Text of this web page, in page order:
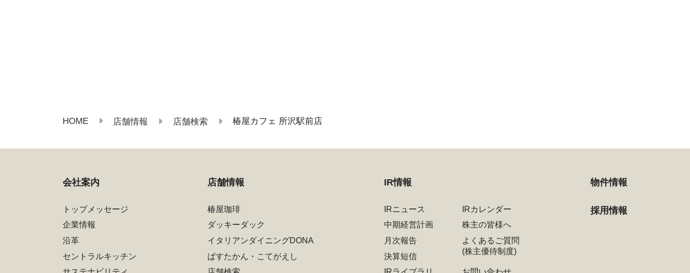
HOME 店舗情報 店舗検索 椿屋カフェ 所沢駅前店
会社案内
トップメッセージ
企業情報
沿革
セントラルキッチン
店舗情報
椿屋珈琲
ダッキーダック
イタリアンダイニングDONA
ぱすたかん・こてがえし
IR情報
IRニュース
IRカレンダー
中期経営計画
株主の皆様へ
月次報告
決算短信
よくあるご質問
(株主優待制度)
物件情報
採用情報